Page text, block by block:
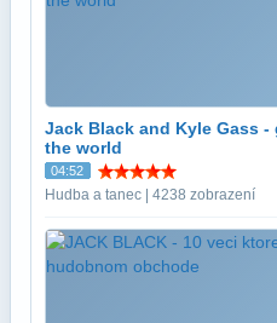
Jack Black and Kyle Gass
the world
04:52
Hudba a tanec | 4238 zobrazení